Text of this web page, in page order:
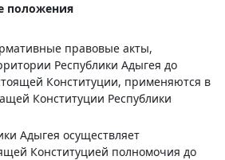
положения
правовые акты,
Республики Адыгея до
Конституции, применяются в
Конституции Республики
Адыгея осуществляет
Конституцией полномочия до